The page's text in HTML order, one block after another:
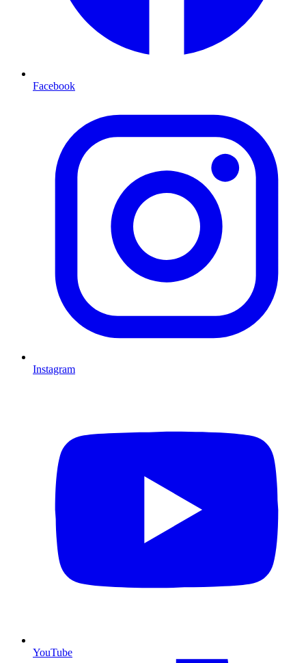
Facebook
Instagram
YouTube